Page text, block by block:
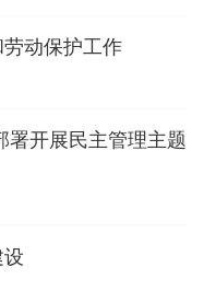
动保护工作
署开展民主管理主题